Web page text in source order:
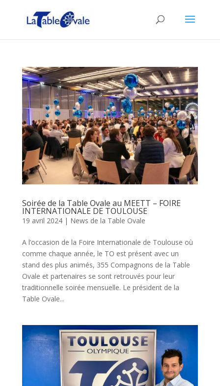
Soirée de la Table Ovale au MEETT – FOIRE
INTERNATIONALE DE TOULOUSE
19 avril 2024| News de la Table Ovale
A l’occasion de la Foire Internationale de Toulouse où
comme chaque année, le TO est présent avec un
stand des plus animés, 355 Compagnons de la Table
Ovale et partenaires se sont retrouvés pour leur
traditionnelle soirée mensuelle. Le président de la
Table Ovale...